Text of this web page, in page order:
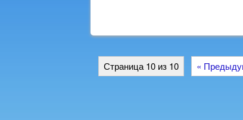
Страница 10 из 10 «